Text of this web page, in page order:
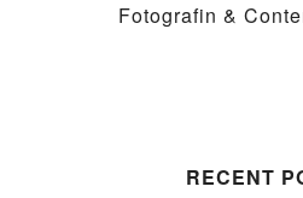
Fotografin &
RECENT